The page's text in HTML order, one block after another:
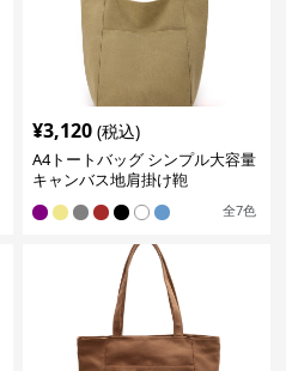
¥3,120 (税込)
A4トートバッグ シンプル大容量
キャンバス地肩掛け鞄
全7色